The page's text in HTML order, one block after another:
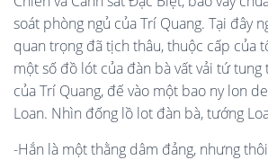
soát phòng ngủ của Trí Quang. Tại đây
quan trọng đã tịch thâu, thuộc cấp của
một số đồ lót của đàn bà vất vải tứ tung
của Trí Quang, đế vào một bao ny lon
Loan. Nhìn đống lồ lot đàn bà, tướng
-Hắn là một thằng dâm đảng, nhưng